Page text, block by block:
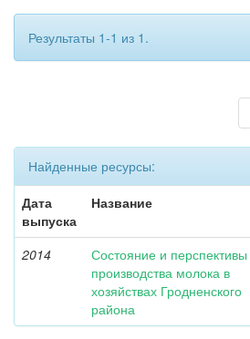
Результаты 1-1 из 1.
Найденные ресурсы:
Дата
выпуска
Название
2014
Состояние и перспективы
производства молока в
хозяйствах Гродненского
района